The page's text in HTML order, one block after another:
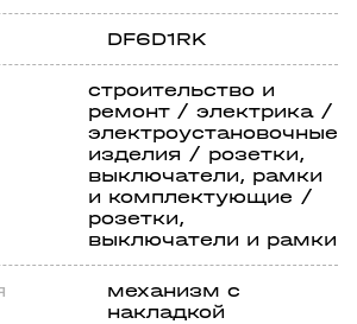
DF6D1RK
строительство и
ремонт / электрика /
электроустановочные
изделия / розетки,
выключатели, рамки
и комплектующие /
розетки,
выключатели и рамки
механизм с
накладкой